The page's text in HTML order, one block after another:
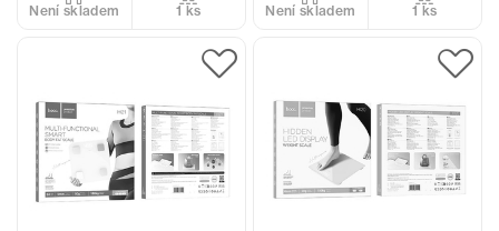
Není skladem 1 ks Není skladem 1 ks